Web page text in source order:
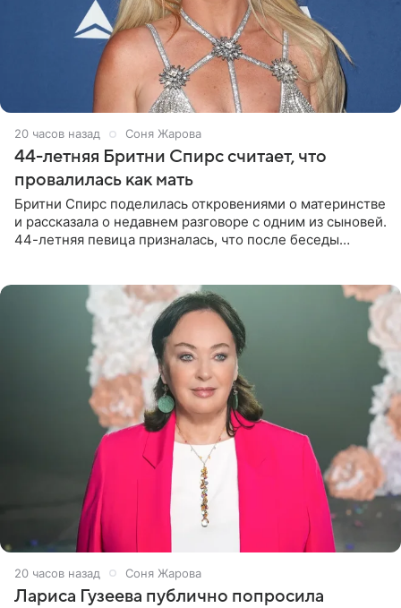
20 часов назад Соня Жарова
44-летняя Бритни Спирс считает, что
провалилась как мать
Бритни Спирс поделилась откровениями о материнстве
и рассказала о недавнем разговоре с одним из сыновей.
44-летняя певица призналась, что после беседы
20 часов назад Соня Жарова
Лариса Гузеева публично попросила